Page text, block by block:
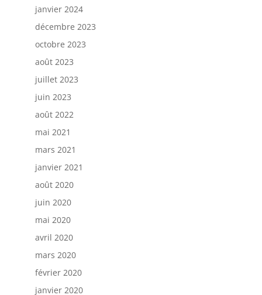
janvier 2024
décembre 2023
octobre 2023
août 2023
juillet 2023
juin 2023
août 2022
mai 2021
mars 2021
janvier 2021
août 2020
juin 2020
mai 2020
avril 2020
mars 2020
février 2020
janvier 2020